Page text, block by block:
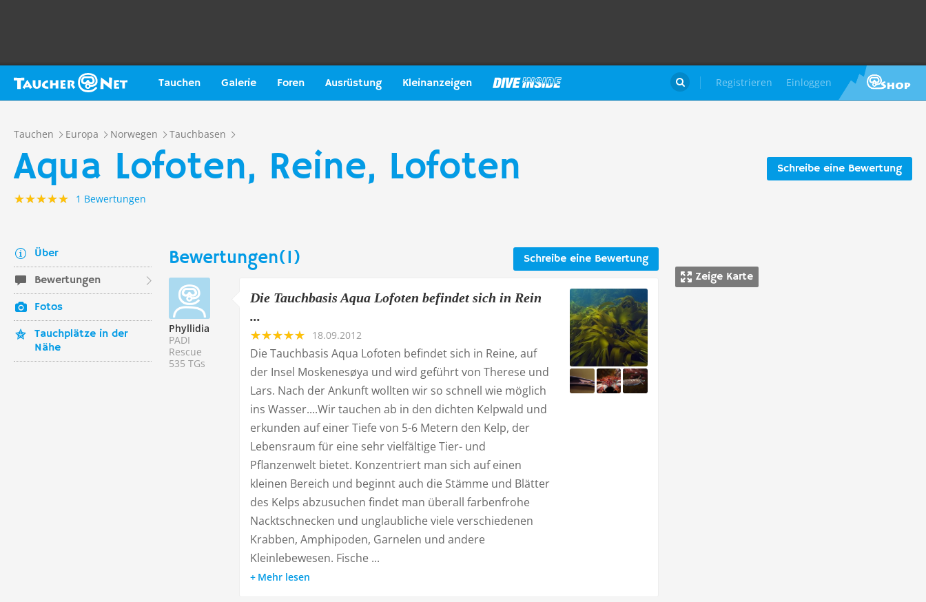
Tauchen Galerie Foren Ausrüstung Kleinanzeigen Registrieren Einloggen

Tauchen Europa Norwegen Tauchbasen
Schreibe eine Bewertung
Aqua Lofoten, Reine, Lofoten
1 Bewertungen
Über
Bewertungen
Fotos
Tauchplätze in der
Nähe
Zeige Karte
Schreibe eine Bewertung
Bewertungen(1)
Phyllidia
PADI
Rescue
535 TGs
Die Tauchbasis Aqua Lofoten befindet sich in Rein
...
18.09.2012
Die Tauchbasis Aqua Lofoten befindet sich in Reine, auf
der Insel Moskenesøya und wird geführt von Therese und
Lars. Nach der Ankunft wollten wir so schnell wie möglich
ins Wasser....Wir tauchen ab in den dichten Kelpwald und
erkunden auf einer Tiefe von 5-6 Metern den Kelp, der
Lebensraum für eine sehr vielfältige Tier- und
Pflanzenwelt bietet. Konzentriert man sich auf einen
kleinen Bereich und beginnt auch die Stämme und Blätter
des Kelps abzusuchen findet man überall farbenfrohe
Nacktschnecken und unglaubliche viele verschiedenen
Krabben, Amphipoden, Garnelen und andere
Kleinlebewesen. Fische ...
Mehr lesen